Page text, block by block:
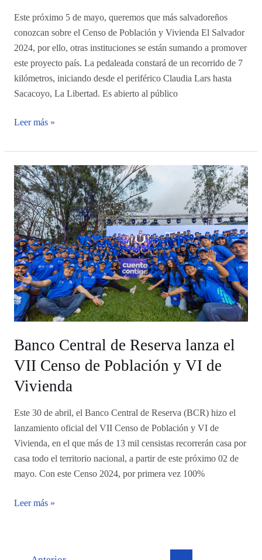
Este próximo 5 de mayo, queremos que más salvadoreños
conozcan sobre el Censo de Población y Vivienda El Salvador
2024, por ello, otras instituciones se están sumando a promover
este proyecto país. La pedaleada constará de un recorrido de 7
kilómetros, iniciando desde el periférico Claudia Lars hasta
Sacacoyo, La Libertad. Es abierto al público
Leer más »
Banco Central de Reserva lanza el
VII Censo de Población y VI de
Vivienda
Este 30 de abril, el Banco Central de Reserva (BCR) hizo el
lanzamiento oficial del VII Censo de Población y VI de
Vivienda, en el que más de 13 mil censistas recorrerán casa por
casa todo el territorio nacional, a partir de este próximo 02 de
mayo. Con este Censo 2024, por primera vez 100%
Banco
Central
de
Reserva
lanza
el
VII
Censo
de
Población
y
VI
Vivienda
Leer más »